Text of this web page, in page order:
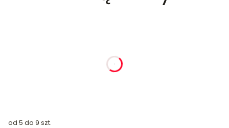
od 5 do 9 szt.